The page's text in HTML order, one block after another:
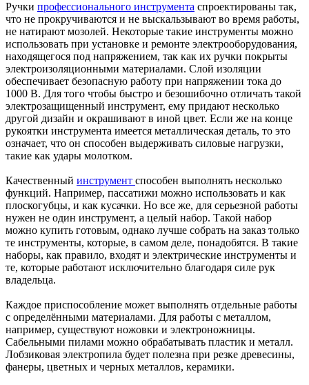
Ручки профессионального инструмента спроектированы так,
что не прокручиваются и не выскальзывают во время работы,
не натирают мозолей. Некоторые такие инструменты можно
использовать при установке и ремонте электрооборудования,
находящегося под напряжением, так как их ручки покрыты
электроизоляционными материалами. Слой изоляции
обеспечивает безопасную работу при напряжении тока до
1000 В. Для того чтобы быстро и безошибочно отличать такой
электрозащищенный инструмент, ему придают несколько
другой дизайн и окрашивают в иной цвет. Если же на конце
рукоятки инструмента имеется металлическая деталь, то это
означает, что он способен выдерживать силовые нагрузки,
такие как удары молотком.
Качественный инструмент способен выполнять несколько
функций. Например, пассатижи можно использовать и как
плоскогубцы, и как кусачки. Но все же, для серьезной работы
нужен не один инструмент, а целый набор. Такой набор
можно купить готовым, однако лучше собрать на заказ только
те инструменты, которые, в самом деле, понадобятся. В такие
наборы, как правило, входят и электрические инструменты и
те, которые работают исключительно благодаря силе рук
владельца.
Каждое приспособление может выполнять отдельные работы
с определёнными материалами. Для работы с металлом,
например, существуют ножовки и электроножницы.
Сабельными пилами можно обрабатывать пластик и металл.
Лобзиковая электропила будет полезна при резке древесины,
фанеры, цветных и черных металлов, керамики.